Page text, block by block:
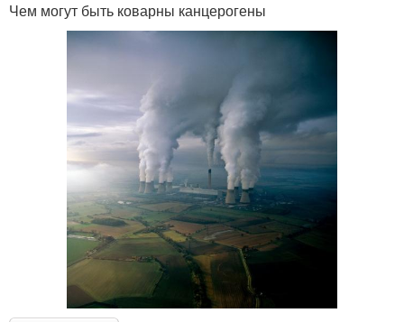
Чем могут быть коварны канцерогены